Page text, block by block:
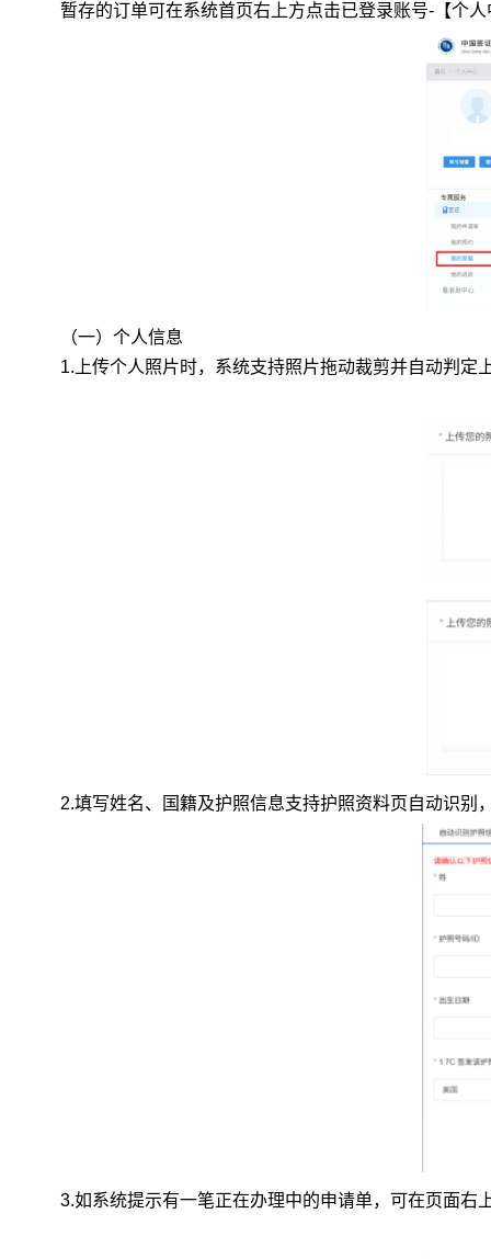
暂存的订单可在系统首页右上方点击已登录账号- 【个
（一）个人信息
1. 上传个人照片时，系统支持照片拖动裁剪并自动判定
2.填写姓名、国籍及护照信息支持护照资料页自动识别
3.如系统提示有一笔正在办理中的申请单，可在页面右